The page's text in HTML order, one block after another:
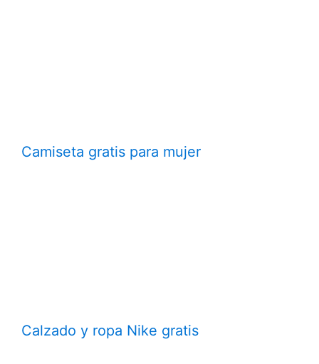
Camiseta gratis para mujer
Calzado y ropa Nike gratis